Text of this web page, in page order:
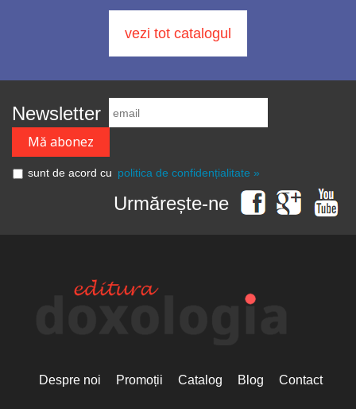
vezi tot catalogul
Newsletter
sunt de acord cu politica de confidențialitate »
Urmărește-ne
Despre noi Promoții Catalog Blog Contact